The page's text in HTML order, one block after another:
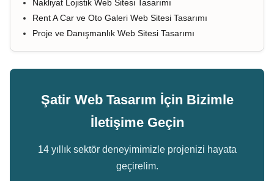
Nakliyat Lojistik Web Sitesi Tasarımı
Rent A Car ve Oto Galeri Web Sitesi Tasarımı
Proje ve Danışmanlık Web Sitesi Tasarımı
Şatir Web Tasarım İçin Bizimle
İletişime Geçin
14 yıllık sektör deneyimimizle projenizi hayata
geçirelim.